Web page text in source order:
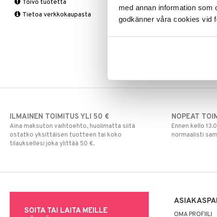
med annan information som
godkänner våra cookies vid
Tukisukat
Polvisukat
Yliherkkyys ruoalle
Laktoori-intoleranssi
tukkoisuus
Kromi
Magnesium
Toivo tuotetta
Tietoa verkkokaupasta
ILMAINEN TOIMITUS YLI 50 €
Aina maksuton vaihtoehto, huolimatta siitä
ostatko yksittäisen tuotteen tai koko
tilauksellesi joka ylittää 50 €.
NOPEAT
Ennen kello
normaalisti
SOITA TAI LAITA MEILLE
OMA PROFIILI